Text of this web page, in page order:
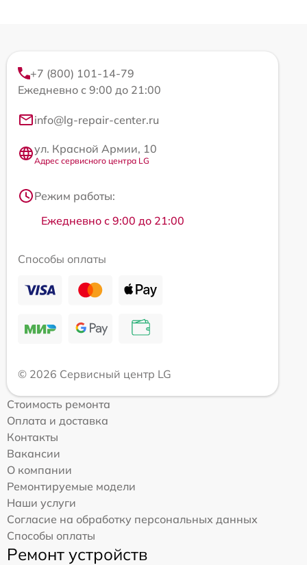
+7 (800) 101-14-79
Ежедневно с 9:00 до 21:00
info@lg-repair-center.ru
ул. Красной Армии, 10
Адрес сервисного центра LG
Режим работы:
Ежедневно с 9:00 до 21:00
Способы оплаты
© 2026 Сервисный центр LG
Стоимость ремонта
Оплата и доставка
Контакты
Вакансии
О компании
Ремонтируемые модели
Наши услуги
Согласие на обработку персональных данных
Способы оплаты
Ремонт устройств